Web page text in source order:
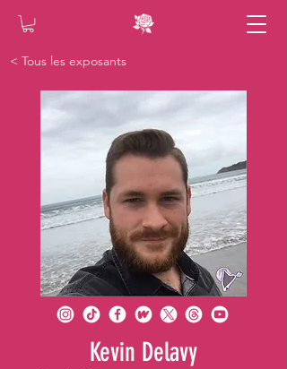
< Tous les exposants
Kevin Delavy